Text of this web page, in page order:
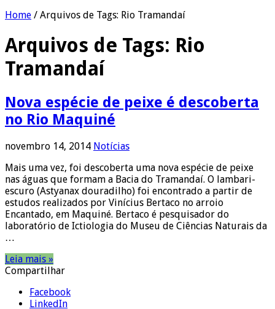
Home / Arquivos de Tags: Rio Tramandaí
Arquivos de Tags: Rio
Tramandaí
Nova espécie de peixe é descoberta
no Rio Maquiné
novembro 14, 2014 Notícias
Mais uma vez, foi descoberta uma nova espécie de peixe
nas águas que formam a Bacia do Tramandaí. O lambari-
escuro (Astyanax douradilho) foi encontrado a partir de
estudos realizados por Vinícius Bertaco no arroio
Encantado, em Maquiné. Bertaco é pesquisador do
laboratório de Ictiologia do Museu de Ciências Naturais da
…
Leia mais »
Compartilhar
Facebook
LinkedIn